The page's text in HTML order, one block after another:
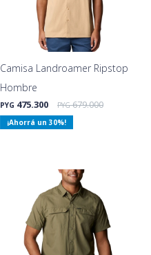
Camisa Landroamer Ripstop
Hombre
PYG 475.300 PYG 679.000
30